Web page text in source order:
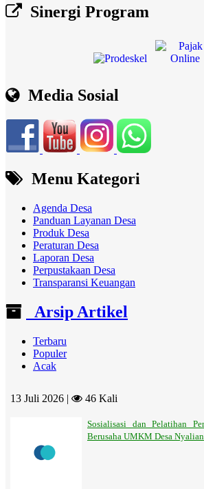
Sinergi Program
Media Sosial
Menu Kategori
Agenda Desa
Panduan Layanan Desa
Produk Desa
Peraturan Desa
Laporan Desa
Perpustakaan Desa
Transparansi Keuangan
Arsip Artikel
Terbaru
Populer
Acak
13 Juli 2026 | 46 Kali
Sosialisasi dan Pelatihan
Berusaha UMKM Desa Nyalian